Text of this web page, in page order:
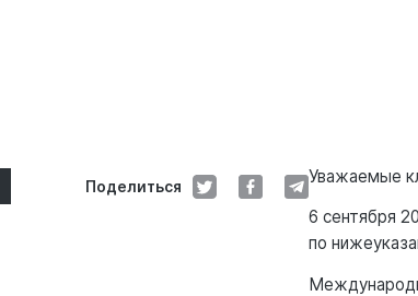
Поделиться
Уважаемые
6 сентября
по